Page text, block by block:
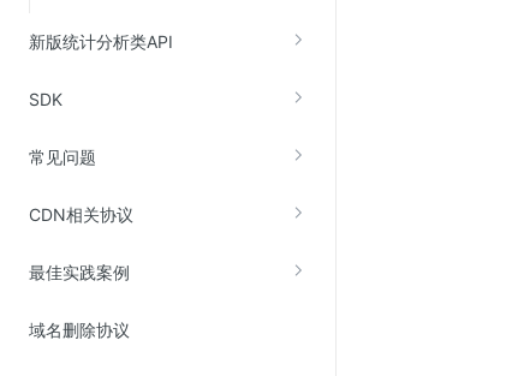
新版统计分析类API
SDK
常见问题
CDN相关协议
最佳实践案例
域名删除协议